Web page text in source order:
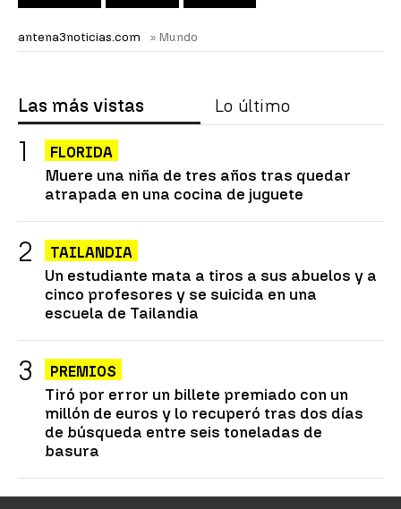
antena3noticias.com » Mundo
Las más vistas Lo último
FLORIDA
Muere una niña de tres años tras quedar
atrapada en una cocina de juguete
TAILANDIA
Un estudiante mata a tiros a sus abuelos y a
cinco profesores y se suicida en una
escuela de Tailandia
PREMIOS
Tiró por error un billete premiado con un
millón de euros y lo recuperó tras dos días
de búsqueda entre seis toneladas de
basura